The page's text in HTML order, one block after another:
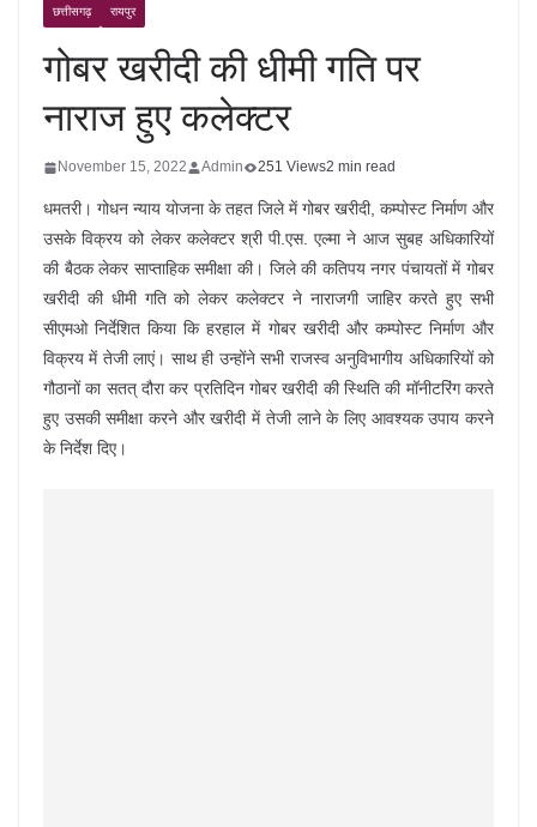
छत्तीसगढ़ रायपुर
गोबर खरीदी की धीमी गति पर
नाराज हुए कलेक्टर
November 15, 2022 Admin 251 Views2 min read
धमतरी। गोधन न्याय योजना के तहत जिले में गोबर खरीदी, कम्पोस्ट निर्माण और
उसके विक्रय को लेकर कलेक्टर श्री पी.एस. एल्मा ने आज सुबह अधिकारियों
की बैठक लेकर साप्ताहिक समीक्षा की। जिले की कतिपय नगर पंचायतों में गोबर
खरीदी की धीमी गति को लेकर कलेक्टर ने नाराजगी जाहिर करते हुए सभी
सीएमओ निर्देशित किया कि हरहाल में गोबर खरीदी और कम्पोस्ट निर्माण और
विक्रय में तेजी लाएं। साथ ही उन्होंने सभी राजस्व अनुविभागीय अधिकारियों को
गौठानों का सतत् दौरा कर प्रतिदिन गोबर खरीदी की स्थिति की मॉनीटरिंग करते
हुए उसकी समीक्षा करने और खरीदी में तेजी लाने के लिए आवश्यक उपाय करने
के निर्देश दिए।